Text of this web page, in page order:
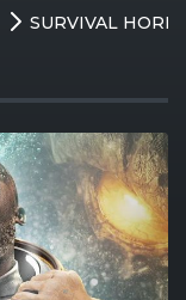
SURVIVAL